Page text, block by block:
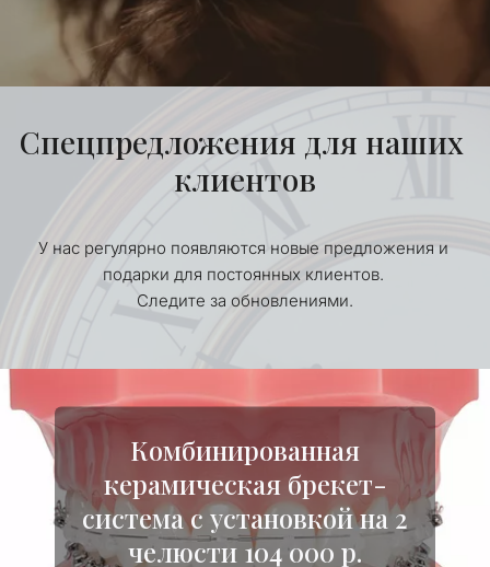
Спецпредложения для наших
клиентов
У нас регулярно появляются новые предложения и
подарки для постоянных клиентов.
Следите за обновлениями.
Комбинированная
керамическая брекет-
система с установкой на 2
челюсти 104 000 р.